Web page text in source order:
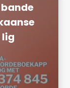
lig